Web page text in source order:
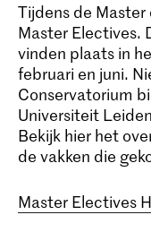
Tijdens de
Master Electives.
vinden plaats in
februari en juni.
Conservatorium
Universiteit
Bekijk hier het
de vakken die
Master Electives